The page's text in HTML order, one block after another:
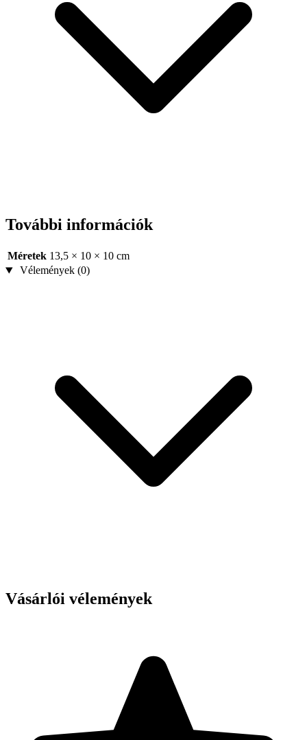
További információk
Méretek 13,5 × 10 × 10 cm
Vélemények (0)
Vásárlói vélemények